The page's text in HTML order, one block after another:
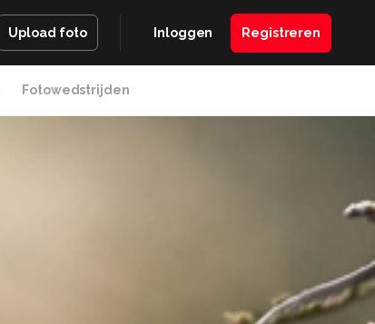
Upload foto Inloggen Registreren
Fotowedstrijden